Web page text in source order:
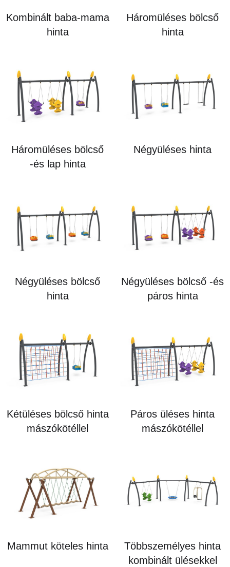
Kombinált baba-mama
hinta
Háromüléses bölcső
hinta
Háromüléses bölcső
-és lap hinta
Négyüléses hinta
Négyüléses bölcső
hinta
Négyüléses bölcső -és
páros hinta
Kétüléses bölcső hinta
mászókötéllel
Páros üléses hinta
mászókötéllel
Mammut köteles hinta
Többszemélyes hinta
kombinált ülésekkel